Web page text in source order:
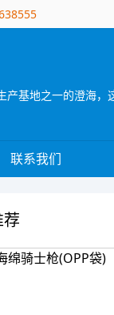
联系我们